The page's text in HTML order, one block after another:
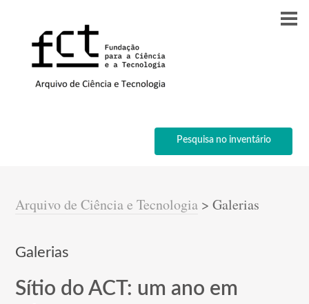
Pesquisa no inventário
Arquivo de Ciência e Tecnologia >Galerias
Galerias
Sítio do ACT: um ano em